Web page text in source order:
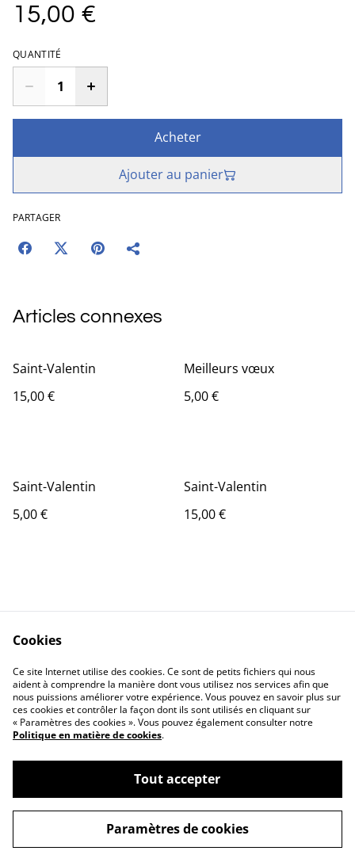
15,00 €
QUANTITÉ
Acheter
Ajouter au panier
PARTAGER
Articles connexes
Saint-Valentin
15,00 €
Meilleurs vœux
5,00 €
Saint-Valentin
5,00 €
Saint-Valentin
15,00 €
Politique de
confidentialité
Politique de cookies
©2026Apollline
powered by
Cookies
Ce site Internet utilise des cookies. Ce sont de petits fichiers qui nous
aident à comprendre la manière dont vous utilisez nos services afin que
nous puissions améliorer votre expérience. Vous pouvez en savoir plus sur
ces cookies et contrôler la façon dont ils sont utilisés en cliquant sur
« Paramètres des cookies ». Vous pouvez également consulter notre
Politique en matière de cookies.
Tout accepter
Paramètres de cookies